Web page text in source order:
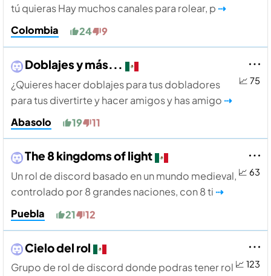
tú quieras Hay muchos canales para rolear, p ⇢
Colombia
24 9
📈 75
Doblajes y más...
¿Quieres hacer doblajes para tus dobladores
para tus divertirte y hacer amigos y has amigo ⇢
Abasolo
19 11
📈 63
The 8 kingdoms of light
Un rol de discord basado en un mundo medieval,
controlado por 8 grandes naciones, con 8 ti ⇢
Puebla
21 12
📈 123
Cielo del rol
Grupo de rol de discord donde podras tener rol